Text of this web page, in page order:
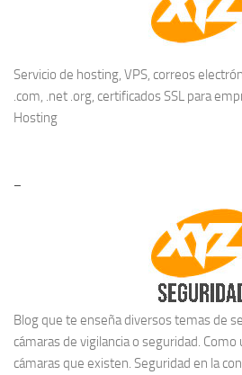
Servicio de hosting, VPS, correos
.com, .net .org, certificados SSL para
Hosting
–
Blog que te enseña diversos temas de
cámaras de vigilancia o seguridad. Como
cámaras que existen. Seguridad en la